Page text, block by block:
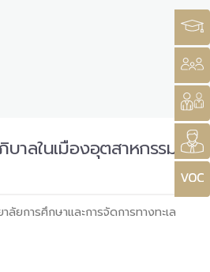
าลในเมืองอุตสาหกรรม
ลัยการศึกษาและการจัดการทางทะเล